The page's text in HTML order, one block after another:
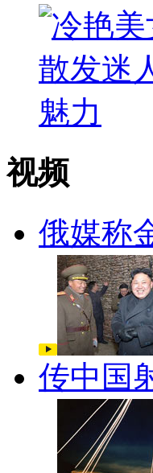
视频
俄媒称
传中国